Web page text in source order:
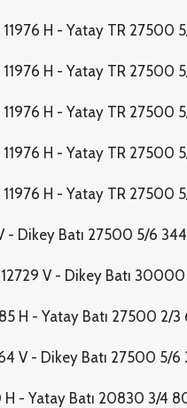
11976 H - Yatay TR 27500
11976 H - Yatay TR 27500
11976 H - Yatay TR 27500
11976 H - Yatay TR 27500
11976 H - Yatay TR 27500
- Dikey Batı 27500 5/6
12729 V - Dikey Batı
H - Yatay Batı 27500 2/3
V - Dikey Batı 27500 5/
H - Yatay Batı 20830 3/4